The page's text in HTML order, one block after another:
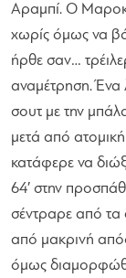
Αραμπί. Ο
χωρίς όμως να
ήρθε σαν…
αναμέτρηση. Ένα
σουτ με την
μετά από
κατάφερε να
64′ στην
σέντραρε από τα
από μακρινή
όμως